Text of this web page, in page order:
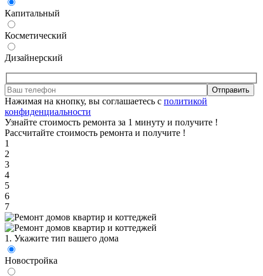
Капитальный
Косметический
Дизайнерский
Отправить
Нажимая на кнопку, вы соглашаетесь с политикой
конфиденциальности
Узнайте стоимость ремонта за 1 минуту и получите !
Рассчитайте стоимость ремонта и получите !
1
2
3
4
5
6
7
1. Укажите тип вашего дома
Новостройка